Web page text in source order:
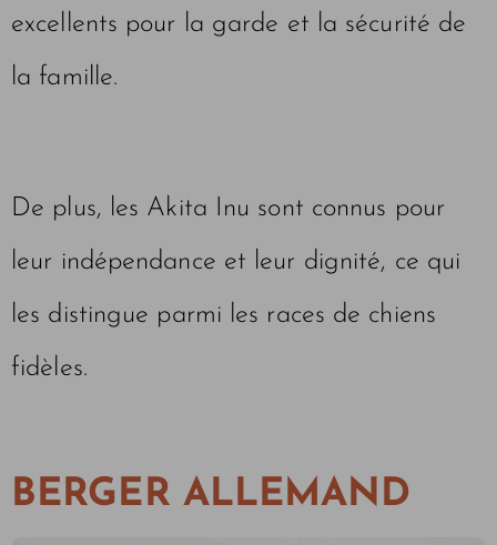
excellents pour la garde et la sécurité de
la famille.
De plus, les Akita Inu sont connus pour
leur indépendance et leur dignité, ce qui
les distingue parmi les races de chiens
fidèles.
BERGER ALLEMAND